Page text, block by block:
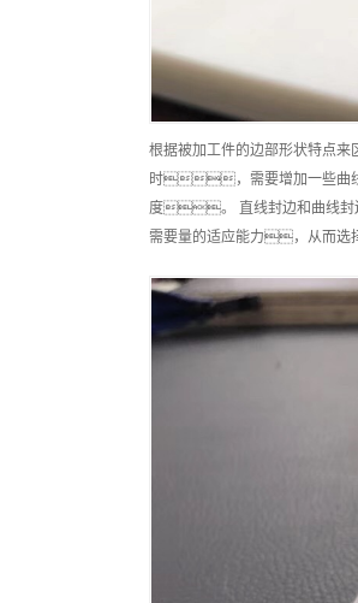
根据被加工件的边部形状特
时，需要增加一些曲
度。 直线封边和曲线
需要量的适应能力，从而